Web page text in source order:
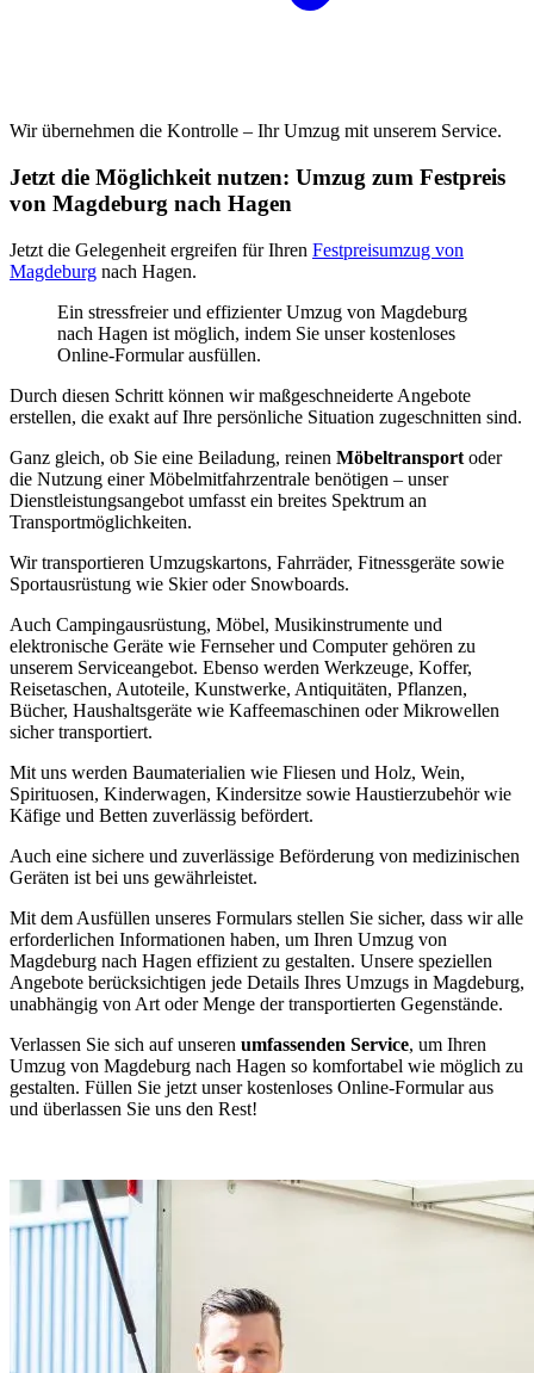
Wir übernehmen die Kontrolle – Ihr Umzug mit unserem Service.
Jetzt die Möglichkeit nutzen: Umzug zum Festpreis
von Magdeburg nach Hagen
Jetzt die Gelegenheit ergreifen für Ihren Festpreisumzug von
Magdeburg nach Hagen.
Ein stressfreier und effizienter Umzug von Magdeburg
nach Hagen ist möglich, indem Sie unser kostenloses
Online-Formular ausfüllen.
Durch diesen Schritt können wir maßgeschneiderte Angebote
erstellen, die exakt auf Ihre persönliche Situation zugeschnitten sind.
Ganz gleich, ob Sie eine Beiladung, reinen Möbeltransport oder
die Nutzung einer Möbelmitfahrzentrale benötigen – unser
Dienstleistungsangebot umfasst ein breites Spektrum an
Transportmöglichkeiten.
Wir transportieren Umzugskartons, Fahrräder, Fitnessgeräte sowie
Sportausrüstung wie Skier oder Snowboards.
Auch Campingausrüstung, Möbel, Musikinstrumente und
elektronische Geräte wie Fernseher und Computer gehören zu
unserem Serviceangebot. Ebenso werden Werkzeuge, Koffer,
Reisetaschen, Autoteile, Kunstwerke, Antiquitäten, Pflanzen,
Bücher, Haushaltsgeräte wie Kaffeemaschinen oder Mikrowellen
sicher transportiert.
Mit uns werden Baumaterialien wie Fliesen und Holz, Wein,
Spirituosen, Kinderwagen, Kindersitze sowie Haustierzubehör wie
Käfige und Betten zuverlässig befördert.
Auch eine sichere und zuverlässige Beförderung von medizinischen
Geräten ist bei uns gewährleistet.
Mit dem Ausfüllen unseres Formulars stellen Sie sicher, dass wir alle
erforderlichen Informationen haben, um Ihren Umzug von
Magdeburg nach Hagen effizient zu gestalten. Unsere speziellen
Angebote berücksichtigen jede Details Ihres Umzugs in Magdeburg,
unabhängig von Art oder Menge der transportierten Gegenstände.
Verlassen Sie sich auf unseren umfassenden Service, um Ihren
Umzug von Magdeburg nach Hagen so komfortabel wie möglich zu
gestalten. Füllen Sie jetzt unser kostenloses Online-Formular aus
und überlassen Sie uns den Rest!